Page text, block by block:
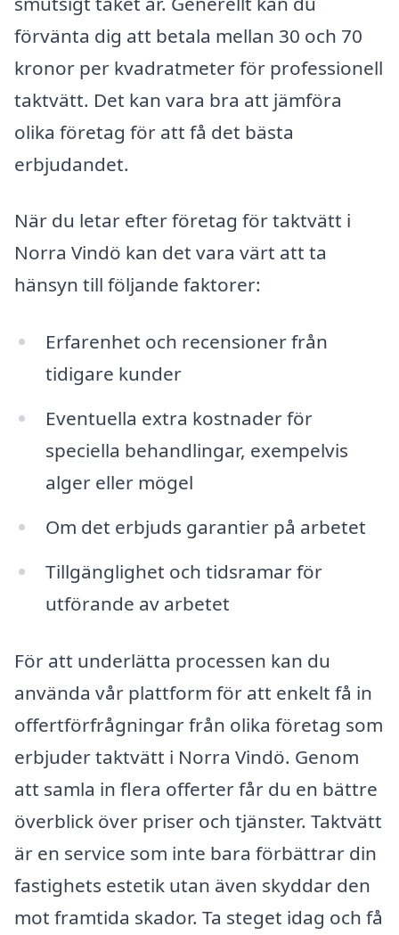
förvänta dig att betala mellan 30 och 70
kronor per kvadratmeter för professionell
taktvätt. Det kan vara bra att jämföra
olika företag för att få det bästa
erbjudandet.
När du letar efter företag för taktvätt i
Norra Vindö kan det vara värt att ta
hänsyn till följande faktorer:
Erfarenhet och recensioner från
tidigare kunder
Eventuella extra kostnader för
speciella behandlingar, exempelvis
alger eller mögel
Om det erbjuds garantier på arbetet
Tillgänglighet och tidsramar för
utförande av arbetet
För att underlätta processen kan du
använda vår plattform för att enkelt få in
offertförfrågningar från olika företag som
erbjuder taktvätt i Norra Vindö. Genom
att samla in flera offerter får du en bättre
överblick över priser och tjänster. Taktvätt
är en service som inte bara förbättrar din
fastighets estetik utan även skyddar den
mot framtida skador. Ta steget idag och få